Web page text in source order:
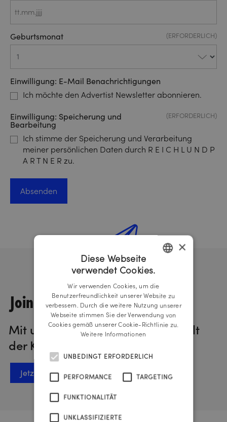
TT
MM
Geburtsmonat (ERFORDERLICH)
Einwilligung: E-Mail Benachrichtigungen
Ich möchte den Advertist Newsletter abonnieren.
Einwilligung: Speicherung und
Bearbeitung
(ERFORDERLICH)
Ich stimme der Speicherung und Verarbeitung
meiner persönlichen Daten durch R E I C H L U N D P
A R T N E R zu.
Join us!
Mit unserem Newsletter in die Welt
der Kommunikation eintauchen.
Jetzt anmelden
GERMAN
×
Diese Webseite
verwendet Cookies.
Wir verwenden Cookies, um die
Benutzerfreundlichkeit unserer Website zu
verbessern. Durch die weitere Nutzung unserer
Webseite stimmen Sie der Verwendung von
Cookies gemäß unserer Cookie-Richtlinie zu.
Weitere Informationen
UNBEDINGT ERFORDERLICH
PERFORMANCE TARGETING
FUNKTIONALITÄT
UNKLASSIFIZIERTE